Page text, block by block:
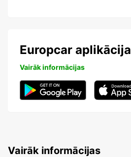
Europcar aplikācija
Vairāk informācijas
Vairāk informācijas